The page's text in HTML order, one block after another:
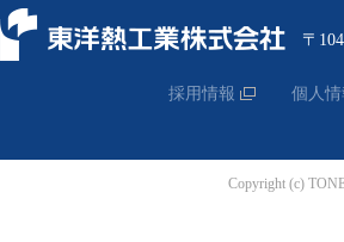
〒
採用情報 個人
Copyright (c)